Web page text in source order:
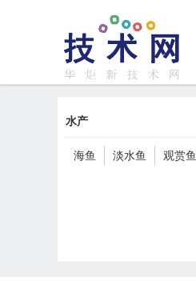
水产
海鱼 淡水鱼 观赏鱼